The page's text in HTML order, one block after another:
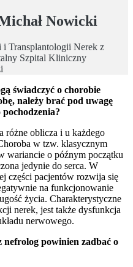
Nowicki
Transplantologii Nerek z
Szpital Kliniczny
świadczyć o chorobie
należy brać pod uwagę
różne oblicza i u każdego
w tzw. klasycznym
wariancie o późnym początku
jedynie do serca. W
części pacjentów rozwija się
na funkcjonowanie
życia. Charakterystyczne
nerek, jest także dysfunkcja
nerwowego.
powinien zadbać o